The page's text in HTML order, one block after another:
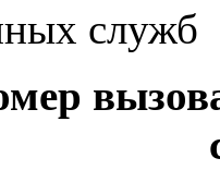
служб